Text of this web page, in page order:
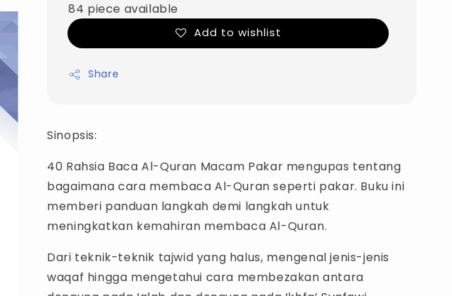
84 piece available
Add to wishlist
Share
Sinopsis:
40 Rahsia Baca Al-Quran Macam Pakar mengupas tentang
bagaimana cara membaca Al-Quran seperti pakar. Buku ini
memberi panduan langkah demi langkah untuk
meningkatkan kemahiran membaca Al-Quran.
Dari teknik-teknik tajwid yang halus, mengenal jenis-jenis
waqaf hingga mengetahui cara membezakan antara